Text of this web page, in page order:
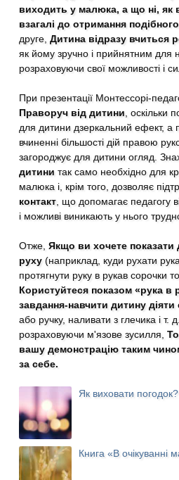
виходить у малюка, а що ні, як
взагалі до отримання
друге,Дитина відразу вчиться
як йому зручно і прийнятним для
розраховуючи свої можливості і
При презентації Монтессорі-
Праворуч від дитини ,
для дитини дзеркальний ефект, а
вчиненні більшості дій правою
загороджує для дитини огляд.
дитини так само необхідно для
малюка і, крім того, дозволяє
контакт , що допомагає педагогу
і можливі виникають у нього
Отже,Якщо ви хочете показати
руху (наприклад, куди рухати
протягнути руку в рукав сорочки
Користуйтеся показом «рука в
завдання-навчити дитину
або ручку, наливати з глечика і т.
розраховуючи м'язове зусилля,
вашу демонстрацію таким
за себе.
Як виховати погодок?
Книга «В очікуванні